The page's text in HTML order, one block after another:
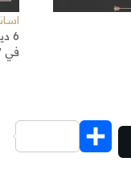
6 ديسمبر، 2023
في